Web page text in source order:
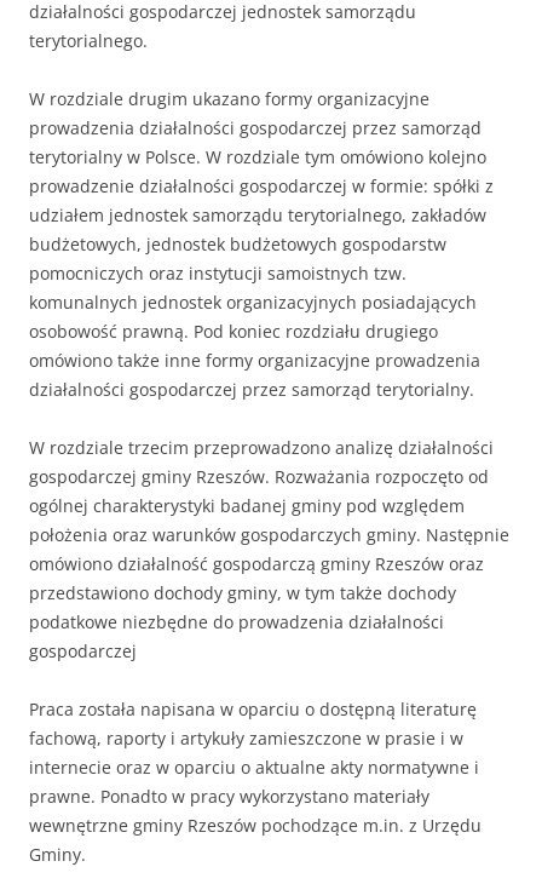
działalności gospodarczej jednostek samorządu
terytorialnego.
W rozdziale drugim ukazano formy organizacyjne
prowadzenia działalności gospodarczej przez samorząd
terytorialny w Polsce. W rozdziale tym omówiono kolejno
prowadzenie działalności gospodarczej w formie: spółki z
udziałem jednostek samorządu terytorialnego, zakładów
budżetowych, jednostek budżetowych gospodarstw
pomocniczych oraz instytucji samoistnych tzw.
komunalnych jednostek organizacyjnych posiadających
osobowość prawną. Pod koniec rozdziału drugiego
omówiono także inne formy organizacyjne prowadzenia
działalności gospodarczej przez samorząd terytorialny.
W rozdziale trzecim przeprowadzono analizę działalności
gospodarczej gminy Rzeszów. Rozważania rozpoczęto od
ogólnej charakterystyki badanej gminy pod względem
położenia oraz warunków gospodarczych gminy. Następnie
omówiono działalność gospodarczą gminy Rzeszów oraz
przedstawiono dochody gminy, w tym także dochody
podatkowe niezbędne do prowadzenia działalności
gospodarczej
Praca została napisana w oparciu o dostępną literaturę
fachową, raporty i artykuły zamieszczone w prasie i w
internecie oraz w oparciu o aktualne akty normatywne i
prawne. Ponadto w pracy wykorzystano materiały
wewnętrzne gminy Rzeszów pochodzące m.in. z Urzędu
Gminy.